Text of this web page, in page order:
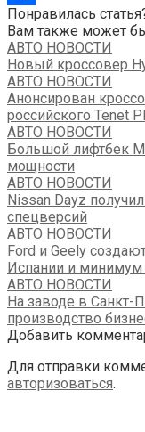
Отправить
Понравилась
Вам также может
АВТО НОВОСТИ
Новый кроссовер
АВТО НОВОСТИ
Анонсирован
российского Tenet
АВТО НОВОСТИ
Большой лифтбек
мощности
АВТО НОВОСТИ
Nissan Dayz
спецверсий
АВТО НОВОСТИ
Ford и Geely
Испании и минимум
АВТО НОВОСТИ
На заводе в Санкт-
производство
Добавить
Для отправки
авторизоваться.